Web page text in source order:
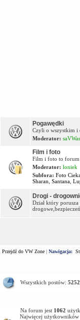
Pogawędki
Czyli o wszystkim i
Moderator: saVWas
Film i foto
Film i foto to forum
Moderator: loniek
Subfora: Foto
Sharan Santana
Drogi -
Dział który
Przejdź do VW Zone | Nawigacja:
Wszystkich postów:
Na forum jest 1062
Najwięcej użytkowników